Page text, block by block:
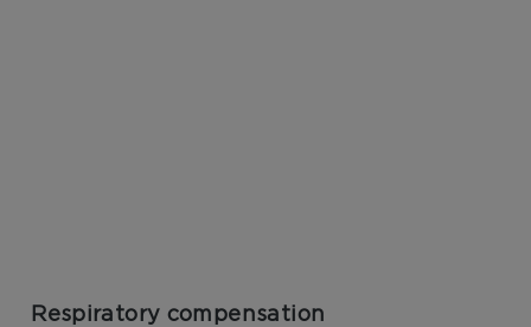
Respiratory compensation